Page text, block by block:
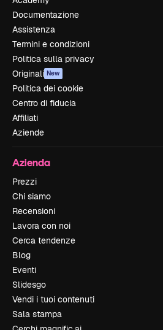
Documentazione
Assistenza
Termini e condizioni
Politica sulla privacy
Originali New
Politica dei cookie
Centro di fiducia
Affiliati
Aziende
Azienda
Prezzi
Chi siamo
Recensioni
Lavora con noi
Cerca tendenze
Blog
Eventi
Slidesgo
Vendi i tuoi contenuti
Sala stampa